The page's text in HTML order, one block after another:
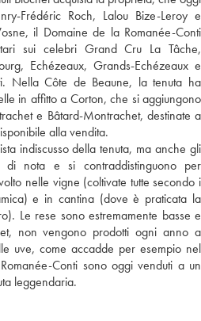
Frédéric Roch, Lalou Bize-Leroy e
il Domaine de la Romanée-Conti
sui celebri Grand Cru La Tâche,
Echézeaux, Grands-Echézeaux e
Nella Côte de Beaune, la tenuta ha
in affitto a Corton, che si aggiungono
e Bâtard-Montrachet, destinate a
alla vendita.
indiscusso della tenuta, ma anche gli
nota e si contraddistinguono per
nelle vigne (coltivate tutte secondo i
e in cantina (dove è praticata la
Le rese sono estremamente basse e
non vengono prodotti ogni anno a
uve, come accadde per esempio nel
Conti sono oggi venduti a un
leggendaria.